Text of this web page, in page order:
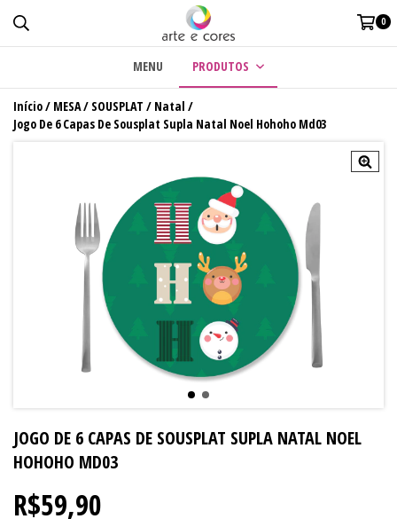
0
MENU PRODUTOS
Início/ MESA/ SOUSPLAT / Natal /
Jogo De 6 Capas De Sousplat Supla Natal Noel Hohoho Md03
JOGO DE 6 CAPAS DE SOUSPLAT SUPLA NATAL NOEL
HOHOHO MD03
R$59,90